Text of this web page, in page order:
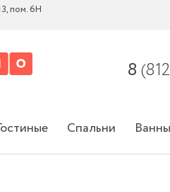
пом. 6Н
8
Спальни